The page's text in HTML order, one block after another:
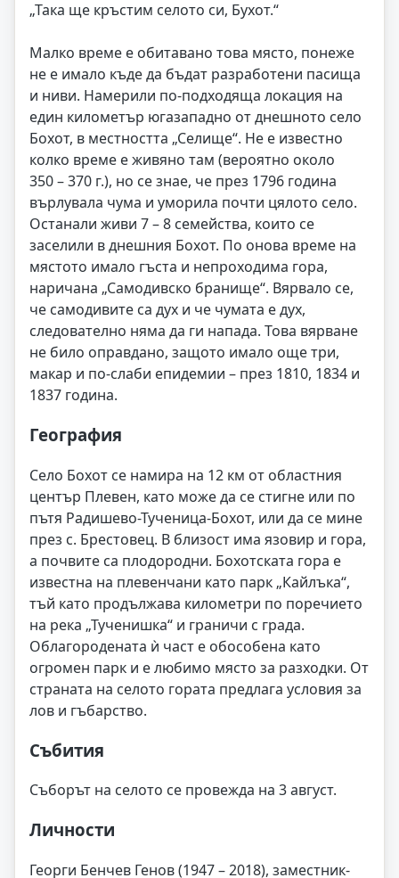
„Така ще кръстим селото си, Бухот.“
Малко време е обитавано това място, понеже
не е имало къде да бъдат разработени пасища
и ниви. Намерили по-подходяща локация на
един километър югазападно от днешното село
Бохот, в местността „Селище“. Не е известно
колко време е живяно там (вероятно около
350 – 370 г.), но се знае, че през 1796 година
върлувала чума и уморила почти цялото село.
Останали живи 7 – 8 семейства, които се
заселили в днешния Бохот. По онова време на
мястото имало гъста и непроходима гора,
наричана „Самодивско бранище“. Вярвало се,
че самодивите са дух и че чумата е дух,
следователно няма да ги напада. Това вярване
не било оправдано, защото имало още три,
макар и по-слаби епидемии – през 1810, 1834 и
1837 година.
География
Село Бохот се намира на 12 км от областния
център Плевен, като може да се стигне или по
пътя Радишево-Тученица-Бохот, или да се мине
през с. Брестовец. В близост има язовир и гора,
а почвите са плодородни. Бохотската гора е
известна на плевенчани като парк „Кайлъка“,
тъй като продължава километри по поречието
на река „Тученишка“ и граничи с града.
Облагородената ѝ част е обособена като
огромен парк и е любимо място за разходки. От
страната на селото гората предлага условия за
лов и гъбарство.
Събития
Съборът на селото се провежда на 3 август.
Личности
Георги Бенчев Генов (1947 – 2018), заместник-